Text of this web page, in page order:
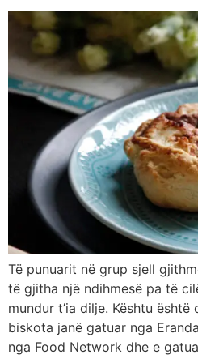
Të punuarit në grup sjell
të gjitha një ndihmesë pa të
mundur t’ia dilje. Kështu
biskota janë gatuar nga
nga Food Network dhe e